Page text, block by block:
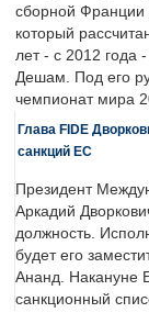
сборной Франции
который
лет - с 2012 года
Дешам. Под его
чемпионат мира
Глава FIDE
санкций ЕС
Президент
Аркадий
должность.
будет его
Ананд. Накануне
санкционный